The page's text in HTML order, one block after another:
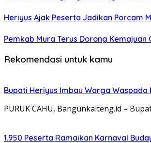
Heriyus Ajak Peserta Jadikan Porcam
Pemkab Mura Terus Dorong Kemajuan
Rekomendasi untuk kamu
Bupati Heriyus Imbau Warga
PURUK CAHU, Bangunkalteng.id –
1.950 Peserta Ramaikan Karnaval